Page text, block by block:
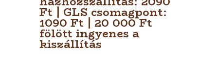
Ft | GLS csomagpont:
1090 Ft | 20 000 Ft
fölött ingyenes a
kiszállítás